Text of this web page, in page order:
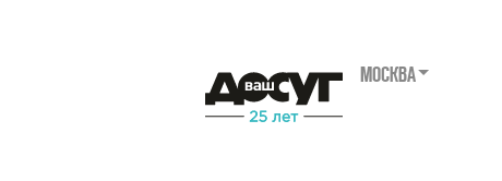
МОСКВА